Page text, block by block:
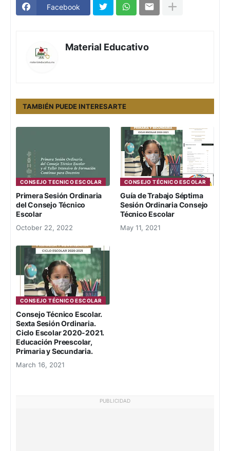
Facebook
Material Educativo
TAMBIÉN PUEDE INTERESARTE
CONSEJO TECNICO ESCOLAR
Primera Sesión Ordinaria
del Consejo Técnico
Escolar
October 22, 2022
CONSEJO TÉCNICO ESCOLAR
Guía de Trabajo Séptima
Sesión Ordinaria Consejo
Técnico Escolar
May 11, 2021
CONSEJO TÉCNICO ESCOLAR
Consejo Técnico Escolar.
Sexta Sesión Ordinaria.
Ciclo Escolar 2020-2021.
Educación Preescolar,
Primaria y Secundaria.
March 16, 2021
PUBLICIDAD